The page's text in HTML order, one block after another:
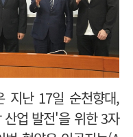
지난 17일 순천향대,
업 발전'을 위한 3자